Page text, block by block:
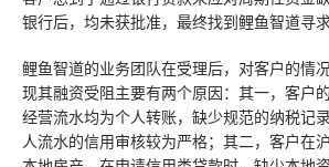
银行后，均未获批准，最终找到鲤鱼智道寻求
鲤鱼智道的业务团队在受理后，对客户的情
现其融资受阻主要有两个原因：其一，客户
经营流水均为个人转账，缺少规范的纳税记
人流水的信用审核较为严格；其二，客户在